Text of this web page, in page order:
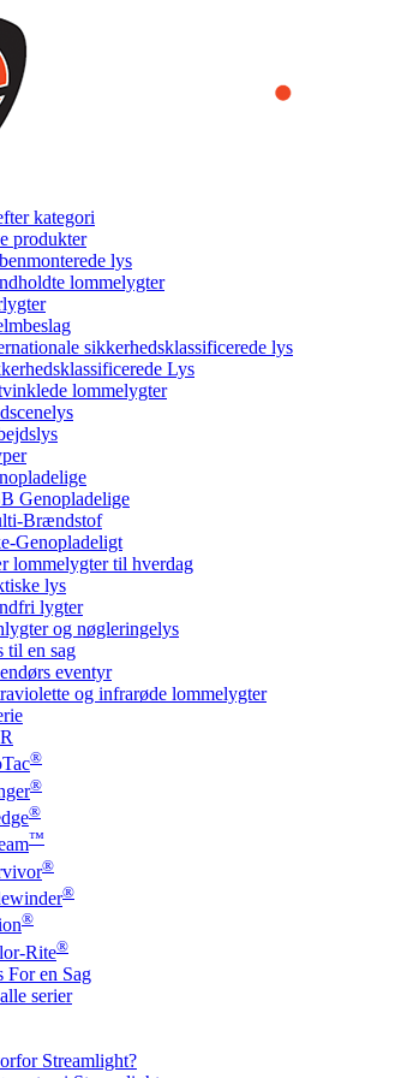
that we provide you the best experience on
To learn more or to find out how you can disable
kategori
produkter
lys
lommelygter
sikkerhedsklassificerede lys
Lys
lommelygter
Genopladelige
Brændstof
Genopladeligt
lommelygter til hverdag
lys
lygter
og nøgleringelys
til en sag
eventyr
og infrarøde lommelygter
®
®
®
™
®
®
®
Rite®
For en Sag
serier
Streamlight?